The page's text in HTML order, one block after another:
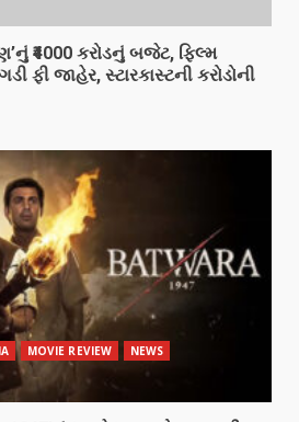
₹4000 કરોડનું બજેટ, ફિલ્મ
ફી જાહેર, સ્ટારકાસ્ટની કરોડોની
MOVIE REVIEW
NEWS